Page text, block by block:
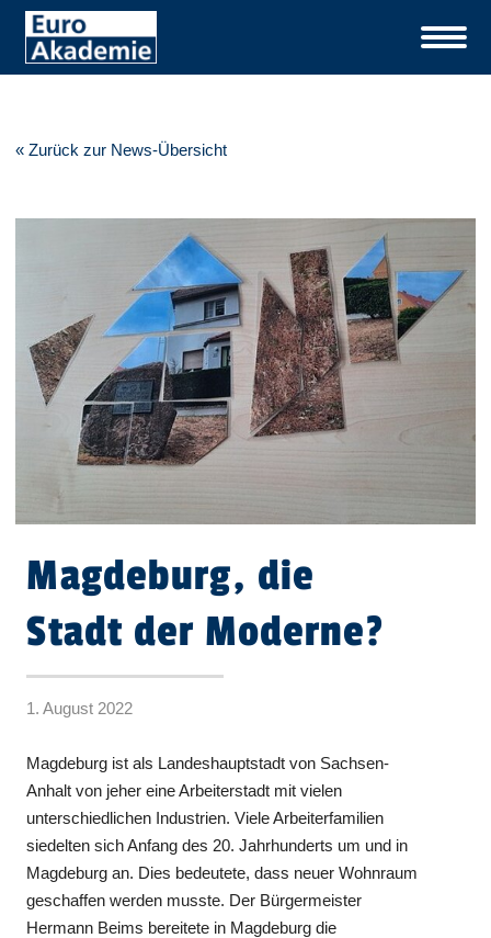
« Zurück zur News-Übersicht
Magdeburg, die
Stadt der Moderne?
1. August 2022
Magdeburg ist als Landeshauptstadt von Sachsen-
Anhalt von jeher eine Arbeiterstadt mit vielen
unterschiedlichen Industrien. Viele Arbeiterfamilien
siedelten sich Anfang des 20. Jahrhunderts um und in
Magdeburg an. Dies bedeutete, dass neuer Wohnraum
geschaffen werden musste. Der Bürgermeister
Hermann Beims bereitete in Magdeburg die